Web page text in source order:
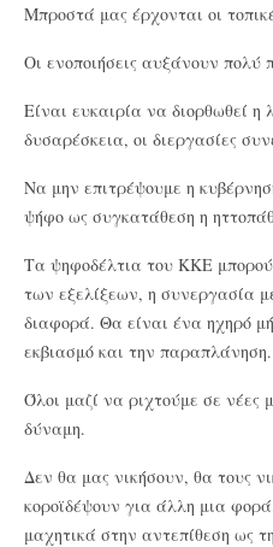
Μπροστά μας έρχονται οι
Οι ενοποιήσεις αυξάνουν πολύ
Είναι ευκαιρία να διορθωθεί
δυσαρέσκεια, οι διεργασίες
Να μην επιτρέψουμε η
ψήφο ως συγκατάθεση η
Τα ψηφοδέλτια του ΚΚΕ
των εξελίξεων, η συνεργασία
διαφορά. Θα είναι ένα ηχηρό
εκβιασμό και την παραπλάνηση.
Όλοι μαζί να ριχτούμε σε νέες
δύναμη.
Δεν θα μας νικήσουν, θα τους
κοροϊδέψουν για άλλη μια
μαχητικά στην αντεπίθεση ως